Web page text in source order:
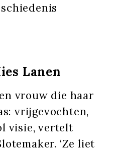
Lanen
vrouw die haar
vrijgevochten,
visie, vertelt
‘Ze liet